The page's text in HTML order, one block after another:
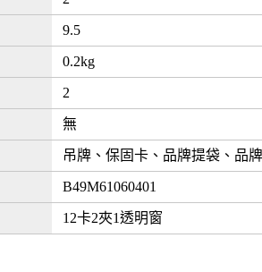
9.5
0.2kg
2
無
吊牌、保固卡、品牌提袋、品
B49M61060401
12卡2夾1透明窗